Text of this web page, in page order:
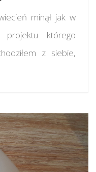
minął jak w
którego
z siebie,